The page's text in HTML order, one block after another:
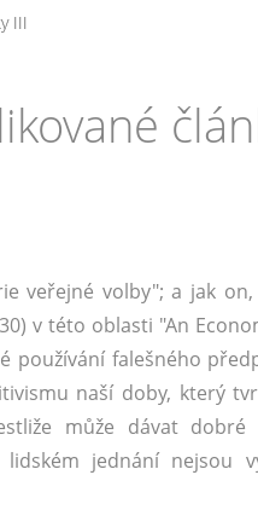
III
veřejné volby"; a jak
v této oblasti "An
používání falešného
naší doby, který
může dávat dobré
jednání nejsou